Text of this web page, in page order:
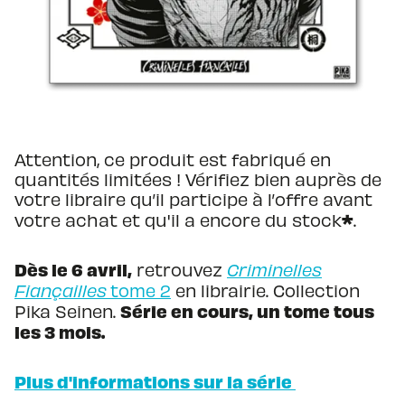
Attention, ce produit est fabriqué en
quantités limitées ! Vérifiez bien auprès de
votre libraire qu’il participe à l’offre avant
votre achat et qu'il a encore du stock*.
Dès le 6 avril, retrouvez Criminelles
Fiançaillestome 2 en librairie. Collection
Pika Seinen. Série en cours, un tome tous
les 3 mois.
Plus d'informations sur la série